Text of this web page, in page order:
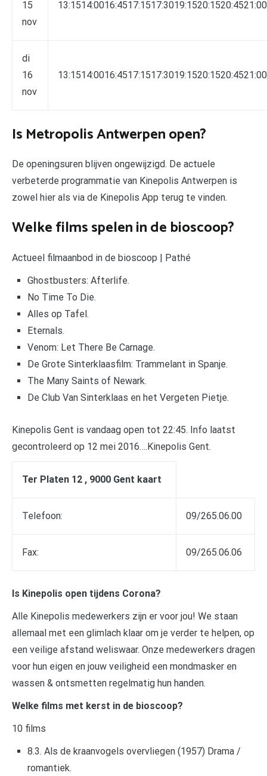
15
nov
di
16
nov
Is Metropolis Antwerpen open?
De openingsuren blijven ongewijzigd. De actuele
verbeterde programmatie van Kinepolis Antwerpen is
zowel hier als via de Kinepolis App terug te vinden.
Welke films spelen in de bioscoop?
Actueel filmaanbod in de bioscoop | Pathé
Ghostbusters: Afterlife.
No Time To Die.
Alles op Tafel.
Eternals.
Venom: Let There Be Carnage.
De Grote Sinterklaasfilm: Trammelant in Spanje.
The Many Saints of Newark.
De Club Van Sinterklaas en het Vergeten Pietje.
Kinepolis Gent is vandaag open tot 22:45. Info laatst
gecontroleerd op 12 mei 2016….Kinepolis Gent.
Ter Platen 12 , 9000 Gent kaart
Telefoon: 09/265.06.00
Fax: 09/265.06.06
Is Kinepolis open tijdens Corona?
Alle Kinepolis medewerkers zijn er voor jou! We staan
allemaal met een glimlach klaar om je verder te helpen, op
een veilige afstand weliswaar. Onze medewerkers dragen
voor hun eigen en jouw veiligheid een mondmasker en
wassen & ontsmetten regelmatig hun handen.
Welke films met kerst in de bioscoop?
10 films
8.3. Als de kraanvogels overvliegen (1957) Drama /
romantiek.